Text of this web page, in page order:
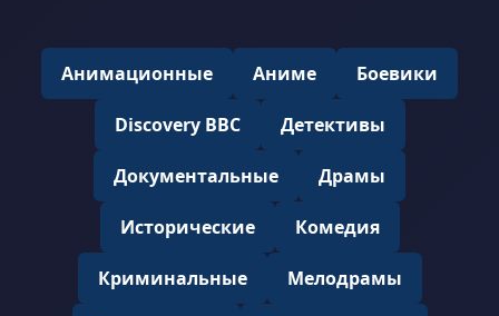
Анимационные Аниме Боевики
Discovery BBC Детективы
Документальные Драмы
Исторические Комедия
Криминальные Мелодрамы